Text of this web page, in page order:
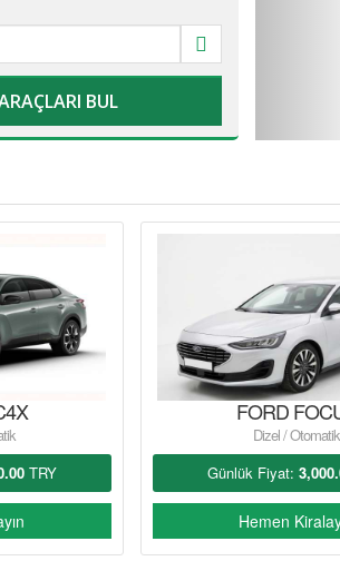
TRY
FORD
Dizel / Otomatik
Günlük Fiyat:
Hemen